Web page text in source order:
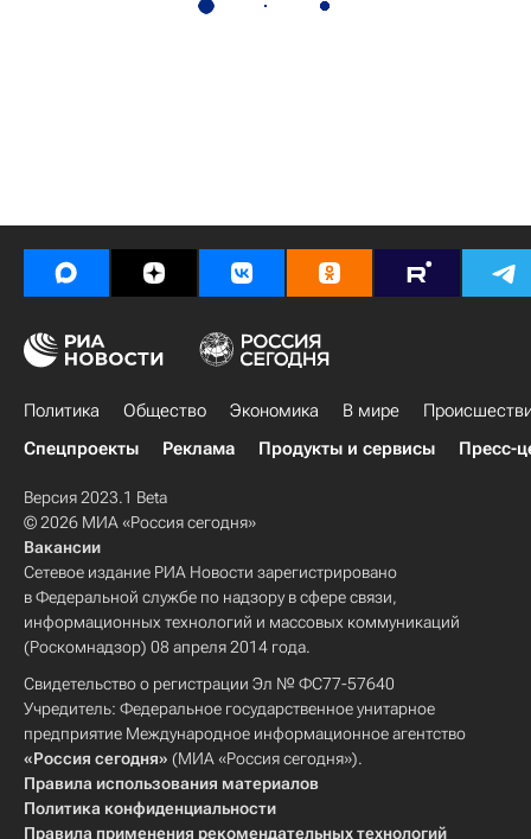
Политика Общество Экономика В мире
Спецпроекты
Реклама Продукты и сервисы Пресс-
Версия 2023.1 Beta
© 2026 МИА «Россия сегодня»
Вакансии
Сетевое издание РИА Новости зарегистрировано
в Федеральной службе по надзору в сфере связи,
информационных технологий и массовых коммуникаций
(Роскомнадзор) 08 апреля 2014 года.
Свидетельство о регистрации Эл № ФС77-57640
Учредитель: Федеральное государственное унитарное
предприятие Международное информационное агентство
«Россия сегодня» (МИА «Россия сегодня»).
Правила использования материалов
Политика конфиденциальности
Правила применения рекомендательных технологий